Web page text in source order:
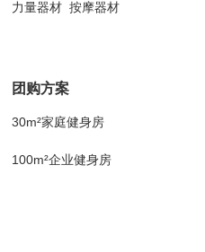
力量器材 按摩器材
团购方案
30m²家庭健身房
100m²企业健身房